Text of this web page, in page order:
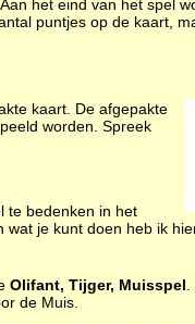
het eind van het spel
puntjes op de kaart,
kaart. De afgepakte
worden. Spreek
te bedenken in het
je kunt doen heb ik
Olifant, Tijger, Muisspel
de Muis.